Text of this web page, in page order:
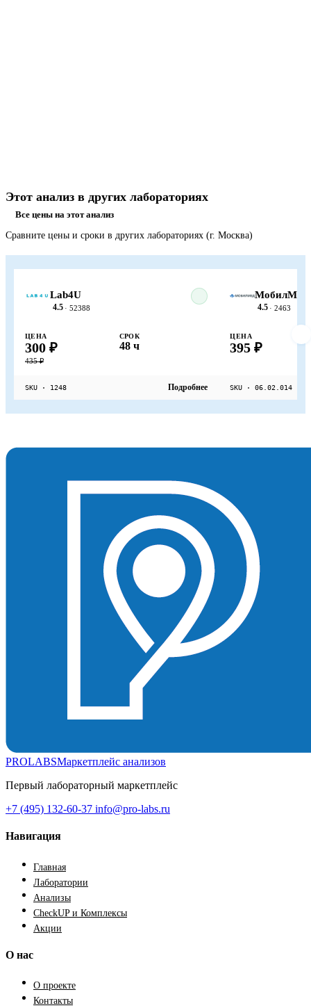
Этот анализ в других лабораториях
Все цены на этот анализ
Сравните цены и сроки в других лабораториях (г. Москва)
Lab4U
4.5 · 52388
ЦЕНА
300 ₽
435 ₽
СРОК
48 ч
SKU · 1248 Подробнее
МобилМед
4.5 · 2463
ЦЕНА
395 ₽
SKU · 06.02.014
PROLABSМаркетплейс анализов
Первый лабораторный маркетплейс
+7 (495) 132-60-37 info@pro-labs.ru
Навигация
Главная
Лаборатории
Анализы
CheckUP и Комплексы
Акции
О нас
О проекте
Контакты